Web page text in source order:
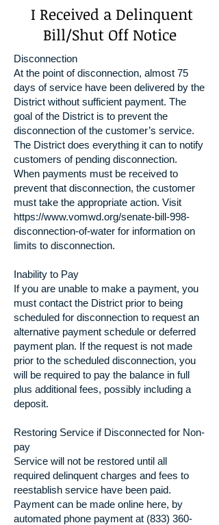
I Received a Delinquent
Bill/Shut Off Notice
Disconnection
At the point of disconnection, almost 75
days of service have been delivered by the
District without sufficient payment. The
goal of the District is to prevent the
disconnection of the customer’s service.
The District does everything it can to notify
customers of pending disconnection.
When payments must be received to
prevent that disconnection, the customer
must take the appropriate action. Visit
https://www.vomwd.org/senate-bill-998-
disconnection-of-water for information on
limits to disconnection.
Inability to Pay
If you are unable to make a payment, you
must contact the District prior to being
scheduled for disconnection to request an
alternative payment schedule or deferred
payment plan. If the request is not made
prior to the scheduled disconnection, you
will be required to pay the balance in full
plus additional fees, possibly including a
deposit.
Restoring Service if Disconnected for Non-
pay
Service will not be restored until all
required delinquent charges and fees to
reestablish service have been paid.
Payment can be made online here, by
automated phone payment at (833) 360-